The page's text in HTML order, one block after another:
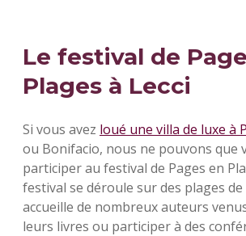
Le festival de
Plages à Lecci
Si vous avez loué une villa de luxe à
ou Bonifacio, nous ne pouvons que
participer au festival de Pages en
festival se déroule sur des plages
accueille de nombreux auteurs
leurs livres ou participer à des